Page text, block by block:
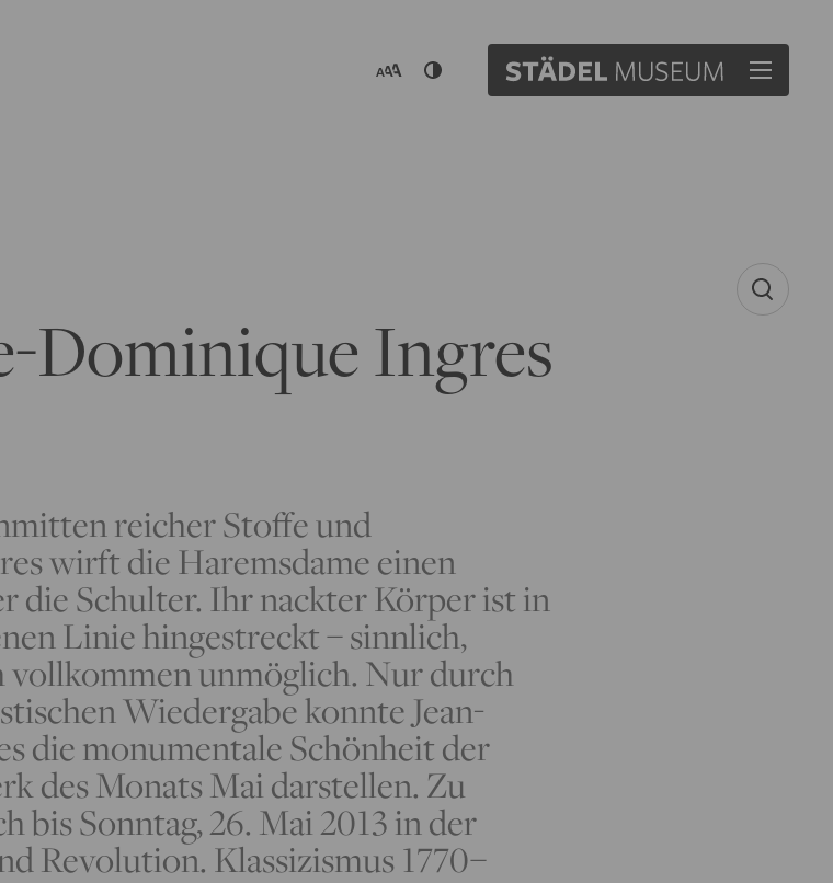
Dominique Ingres
reicher Stoffe und
wirft die Haremsdame einen
die Schulter. Ihr nackter Körper ist in
Linie hingestreckt – sinnlich,
vollkommen unmöglich. Nur durch
Wiedergabe konnte Jean-
die monumentale Schönheit der
des Monats Mai darstellen. Zu
bis Sonntag, 26. Mai 2013 in der
Revolution. Klassizismus 1770–